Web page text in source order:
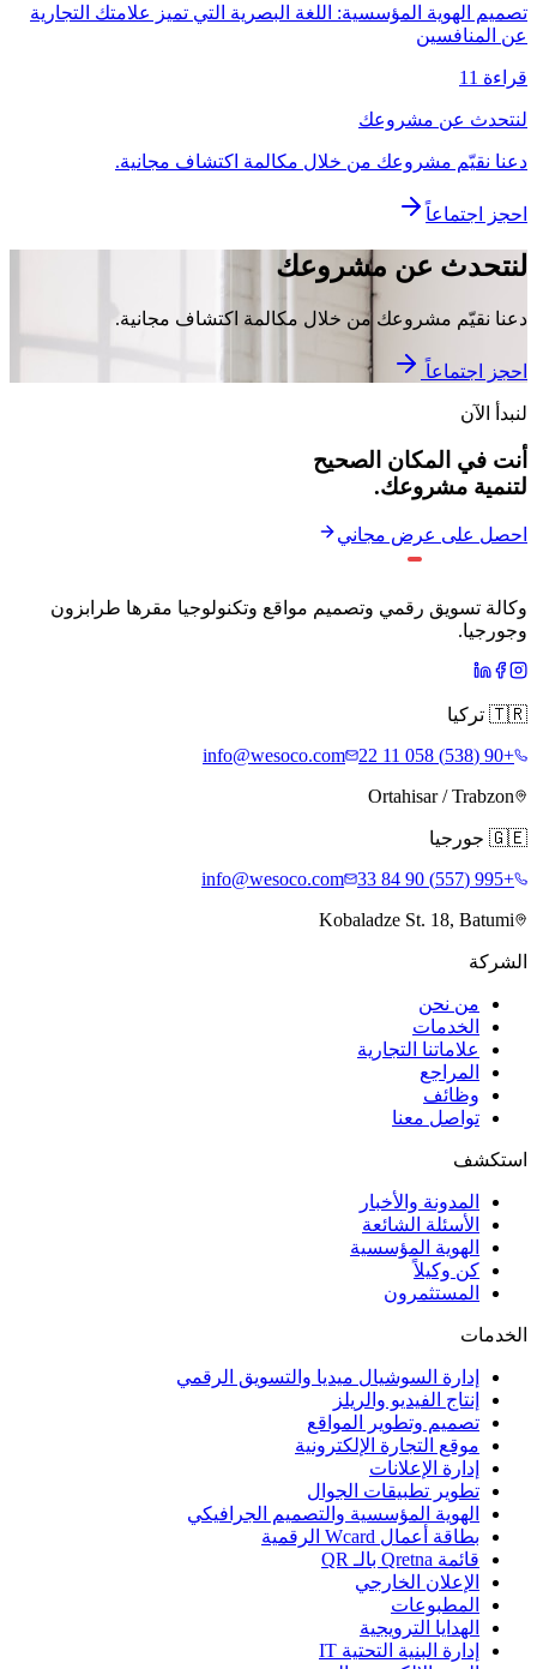
تصميم الهوية المؤسسية: اللغة البصرية التي تميز علامتك التجارية
عن المنافسين
قراءة 11
لنتحدث عن مشروعك
دعنا نقيّم مشروعك من خلال مكالمة اكتشاف مجانية.
احجز اجتماعاً
لنتحدث عن مشروعك
دعنا نقيّم مشروعك من خلال مكالمة اكتشاف مجانية.
احجز اجتماعاً
لنبدأ الآن
أنت في المكان الصحيح
لتنمية مشروعك.
احصل على عرض مجاني
وكالة تسويق رقمي وتصميم مواقع وتكنولوجيا مقرها طرابزون
وجورجيا.
🇹🇷 تركيا
+90 (538) 058 11 22
info@wesoco.com
Ortahisar / Trabzon
🇬🇪 جورجيا
+995 (557) 90 84 33
info@wesoco.com
Kobaladze St. 18, Batumi
الشركة
من نحن
الخدمات
علاماتنا التجارية
المراجع
وظائف
تواصل معنا
استكشف
المدونة والأخبار
الأسئلة الشائعة
الهوية المؤسسية
كن وكيلاً
المستثمرون
الخدمات
إدارة السوشيال ميديا والتسويق الرقمي
إنتاج الفيديو والريلز
تصميم وتطوير المواقع
موقع التجارة الإلكترونية
إدارة الإعلانات
تطوير تطبيقات الجوال
الهوية المؤسسية والتصميم الجرافيكي
بطاقة أعمال Wcard الرقمية
قائمة Qretna بالـ QR
الإعلان الخارجي
المطبوعات
الهدايا الترويجية
إدارة البنية التحتية IT